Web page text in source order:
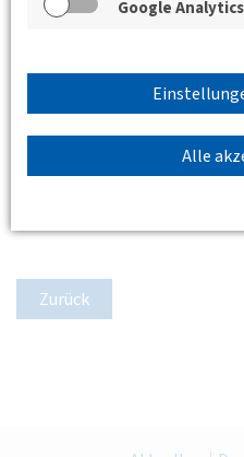
Google Analytics
Alle
Zurück